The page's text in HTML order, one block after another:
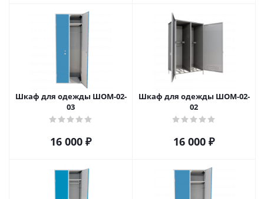
Шкаф для одежды ШОМ-02-
03
16 000 ₽
Шкаф для одежды ШОМ-02-
02
16 000 ₽